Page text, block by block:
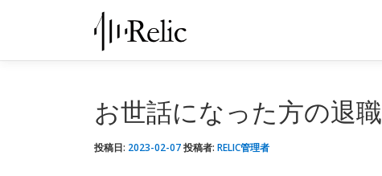
お世話になった方の退職
投稿日: 2023-02-07投稿者: RELIC管理者